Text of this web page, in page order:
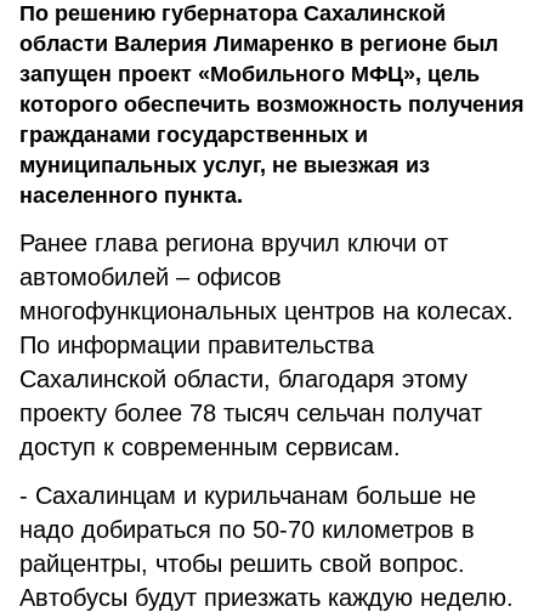
По решению губернатора Сахалинской
области Валерия Лимаренко в регионе был
запущен проект «Мобильного МФЦ», цель
которого обеспечить возможность получения
гражданами государственных и
муниципальных услуг, не выезжая из
населенного пункта.
Ранее глава региона вручил ключи от
автомобилей – офисов
многофункциональных центров на колесах.
По информации правительства
Сахалинской области, благодаря этому
проекту более 78 тысяч сельчан получат
доступ к современным сервисам.
- Сахалинцам и курильчанам больше не
надо добираться по 50-70 километров в
райцентры, чтобы решить свой вопрос.
Автобусы будут приезжать каждую неделю.